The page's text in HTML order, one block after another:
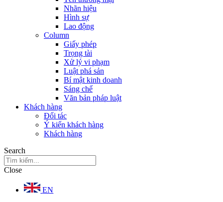
Nhãn hiệu
Hình sự
Lao động
Column
Giấy phép
Trọng tài
Xử lý vi phạm
Luật phá sản
Bí mật kinh doanh
Sáng chế
Văn bản pháp luật
Khách hàng
Đối tác
Ý kiến khách hàng
Khách hàng
Search
Close
EN